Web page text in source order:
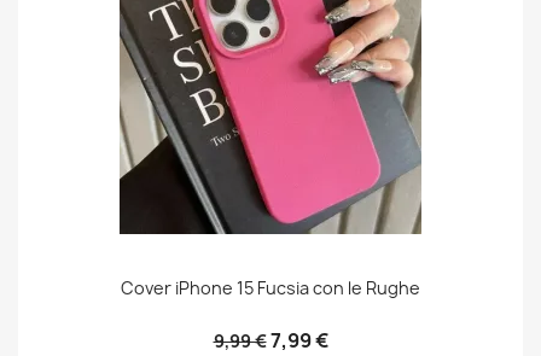
Cover iPhone 15 Fucsia con le Rughe
9,99 €7,99 €